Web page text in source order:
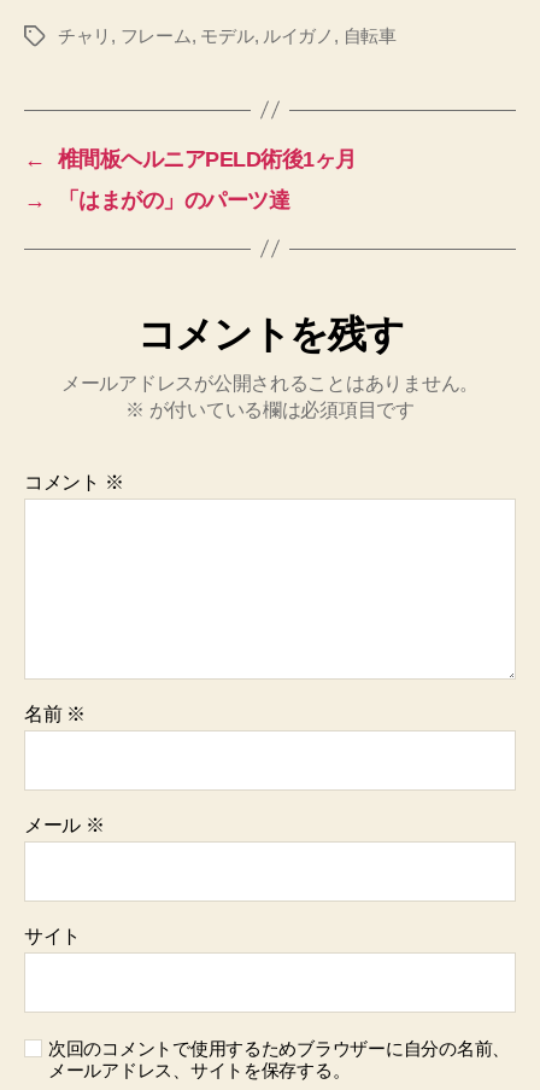
タ
チャリ , フレーム, モデル, ルイガノ , 自転車
←
椎間板ヘルニアPELD術後1ヶ月
→
「はまがの」のパーツ達
コメントを残す
メールアドレスが公開されることはありません。
※ が付いている欄は必須項目です
コメント ※
名前 ※
メール ※
サイト
次回のコメントで使用するためブラウザーに自分の名前、
メールアドレス、サイトを保存する。